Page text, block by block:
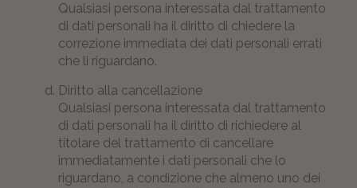
Qualsiasi persona interessata dal trattamento
di dati personali ha il diritto di chiedere la
correzione immediata dei dati personali errati
che li riguardano.
Diritto alla cancellazione
Qualsiasi persona interessata dal trattamento
di dati personali ha il diritto di richiedere al
titolare del trattamento di cancellare
immediatamente i dati personali che lo
riguardano, a condizione che almeno uno dei